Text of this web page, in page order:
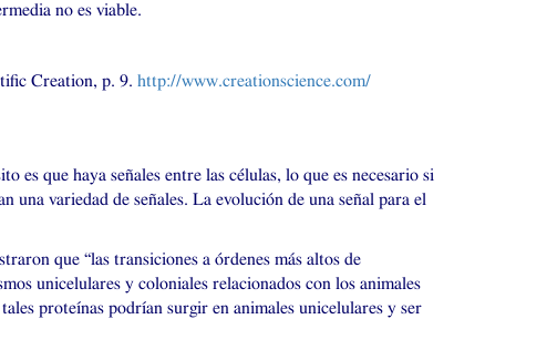
no es viable.
Creation, p. 9. http://www.creationscience.com/
que haya señales entre las células, lo que es necesario si
una variedad de señales. La evolución de una señal para el
que “las transiciones a órdenes más altos de
unicelulares y coloniales relacionados con los animales
proteínas podrían surgir en animales unicelulares y ser